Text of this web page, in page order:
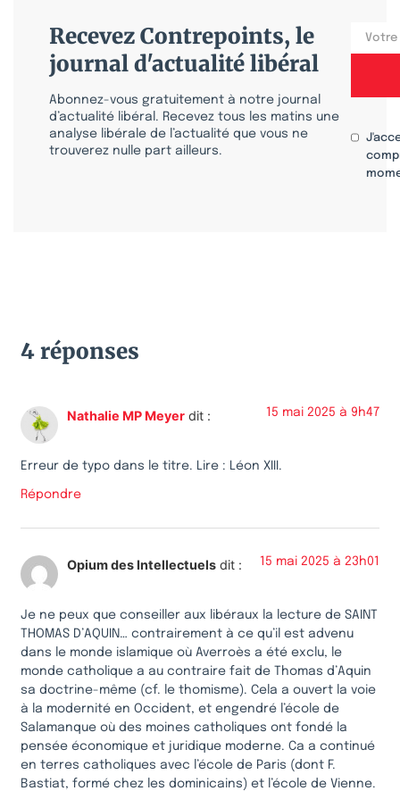
Recevez Contrepoints, le
journal d'actualité libéral
Abonnez-vous gratuitement à notre journal
d’actualité libéral. Recevez tous les matins une
analyse libérale de l’actualité que vous ne
trouverez nulle part ailleurs.
4 réponses
Nathalie MP Meyer dit : 15 mai 2025 à 9h47
Erreur de typo dans le titre. Lire : Léon XIII.
Répondre
Opium des Intellectuels dit : 15 mai 2025 à 23h01
Je ne peux que conseiller aux libéraux la lecture de SAINT
THOMAS D’AQUIN… contrairement à ce qu’il est advenu
dans le monde islamique où Averroès a été exclu, le
monde catholique a au contraire fait de Thomas d’Aquin
sa doctrine-même (cf. le thomisme). Cela a ouvert la voie
à la modernité en Occident, et engendré l’école de
Salamanque où des moines catholiques ont fondé la
pensée économique et juridique moderne. Ca a continué
en terres catholiques avec l’école de Paris (dont F.
Bastiat, formé chez les dominicains) et l’école de Vienne.